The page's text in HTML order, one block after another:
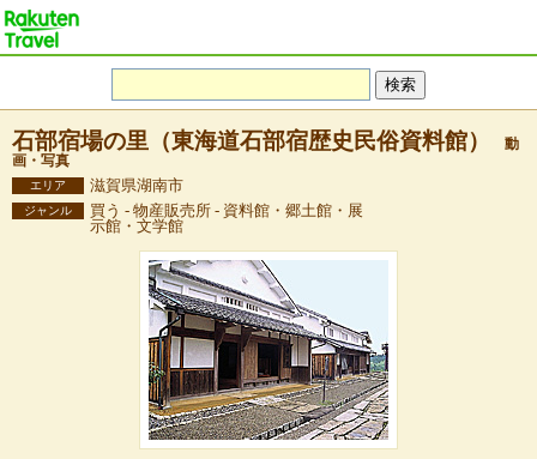
石部宿場の里（東海道石部宿歴史民俗資料館）
動
画・写真
エリア 滋賀県湖南市
ジャンル
買う - 物産販売所 - 資料館・郷土館・展
示館・文学館